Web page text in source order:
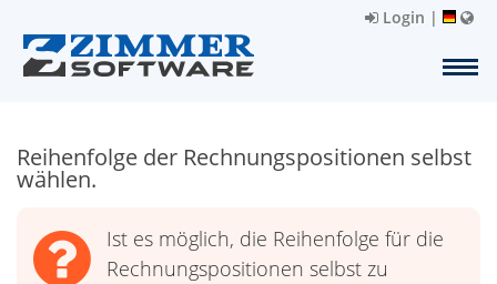
Login |
Reihenfolge der Rechnungspositionen selbst
wählen.
Ist es möglich, die Reihenfolge für die
Rechnungspositionen selbst zu